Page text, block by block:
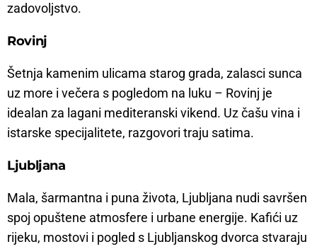
zadovoljstvo.
Rovinj
Šetnja kamenim ulicama starog grada, zalasci sunca
uz more i večera s pogledom na luku – Rovinj je
idealan za lagani mediteranski vikend. Uz čašu vina i
istarske specijalitete, razgovori traju satima.
Ljubljana
Mala, šarmantna i puna života, Ljubljana nudi savršen
spoj opuštene atmosfere i urbane energije. Kafići uz
rijeku, mostovi i pogled s Ljubljanskog dvorca stvaraju